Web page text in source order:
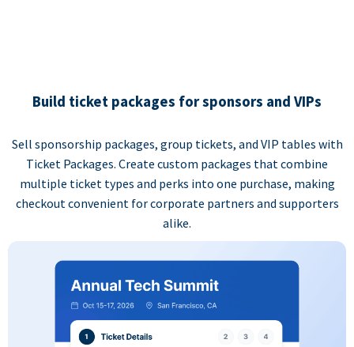
Build ticket packages for sponsors and VIPs
Sell sponsorship packages, group tickets, and VIP tables with
Ticket Packages. Create custom packages that combine
multiple ticket types and perks into one purchase, making
checkout convenient for corporate partners and supporters
alike.